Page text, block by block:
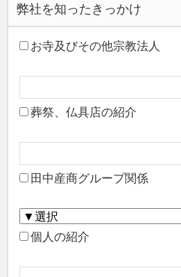
大慈悲院
慶龍寺
少林寺
世尊寺
東泉寺
安南寺（涅槃城墓地）
弊社を知ったきっかけ
お寺及びその他宗教法人
葬祭、仏具店の紹介
田中産商グループ関係
個人の紹介